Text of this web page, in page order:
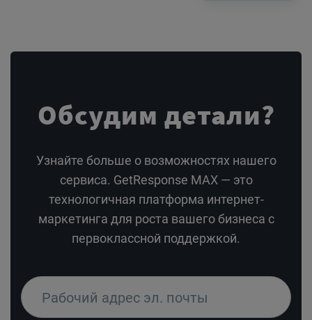
Обсудим детали?
Узнайте больше о возможностях нашего
сервиса. GetResponse MAX — это
технологичная платформа интернет-
маркетинга для роста вашего бизнеса с
первоклассной поддержкой.
Рабочий адрес эл. почты